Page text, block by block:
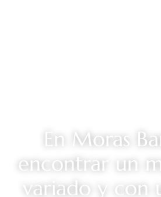
En Moras
encontrar un
variado y con